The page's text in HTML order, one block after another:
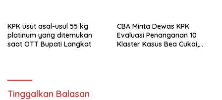
KPK usut asal-usul 55 kg
platinum yang ditemukan
saat OTT Bupati Langkat
CBA Minta Dewas KPK
Evaluasi Penanganan 10
Klaster Kasus Bea Cukai,
Tinggalkan Balasan